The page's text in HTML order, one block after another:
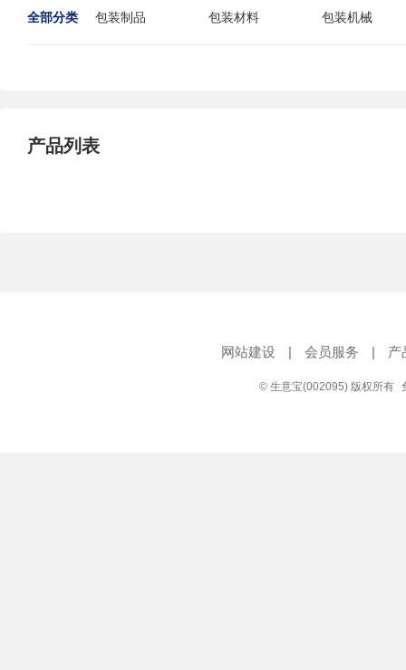
全部分类 包装制品 包装材料 包装机械
产品列表
网站建设 | 会员服务 | 产
© 生意宝(002095) 版权所有